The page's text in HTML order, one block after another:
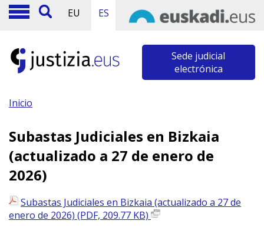
EU ES
Sede judicial
electrónica
Inicio
Subastas Judiciales en Bizkaia
(actualizado a 27 de enero de
2026)
Subastas Judiciales en Bizkaia (actualizado a 27 de
enero de 2026) (PDF, 209.77 KB)